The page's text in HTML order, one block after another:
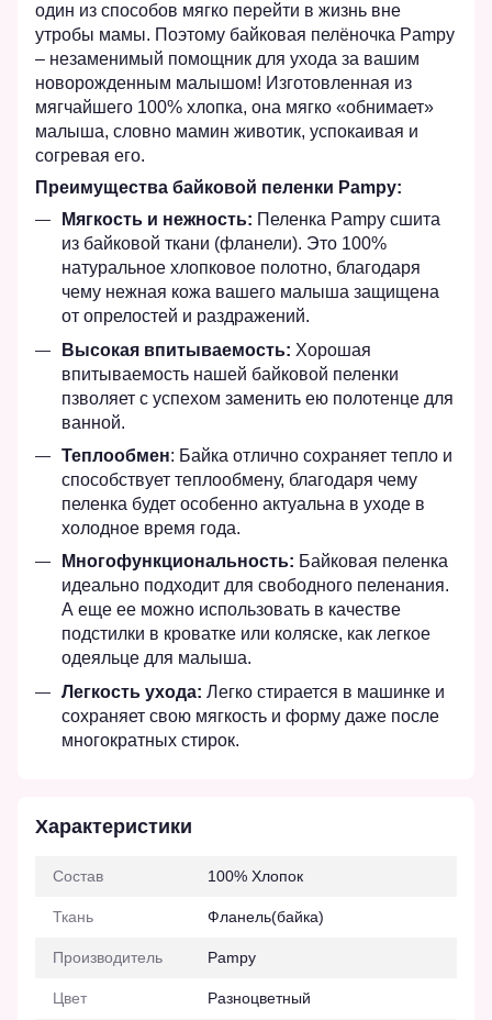
один из способов мягко перейти в жизнь вне
утробы мамы. Поэтому байковая пелёночка Pampy
– незаменимый помощник для ухода за вашим
новорожденным малышом! Изготовленная из
мягчайшего 100% хлопка, она мягко «обнимает»
малыша, словно мамин животик, успокаивая и
согревая его.
Преимущества байковой пеленки Pampy:
Мягкость и нежность: Пеленка Pampy сшита
из байковой ткани (фланели). Это 100%
натуральное хлопковое полотно, благодаря
чему нежная кожа вашего малыша защищена
от опрелостей и раздражений.
Высокая впитываемость: Хорошая
впитываемость нашей байковой пеленки
пзволяет с успехом заменить ею полотенце для
ванной.
Теплообмен: Байка отлично сохраняет тепло и
способствует теплообмену, благодаря чему
пеленка будет особенно актуальна в уходе в
холодное время года.
Многофункциональность: Байковая пеленка
идеально подходит для свободного пеленания.
А еще ее можно использовать в качестве
подстилки в кроватке или коляске, как легкое
одеяльце для малыша.
Легкость ухода: Легко стирается в машинке и
сохраняет свою мягкость и форму даже после
многократных стирок.
Характеристики
Состав 100% Хлопок
Ткань Фланель(байка)
Производитель Pampy
Цвет Разноцветный